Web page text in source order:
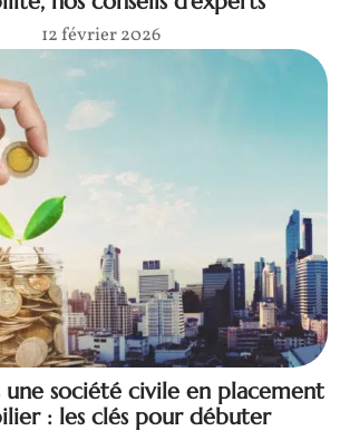
12 février 2026
une société civile en placement
: les clés pour débuter